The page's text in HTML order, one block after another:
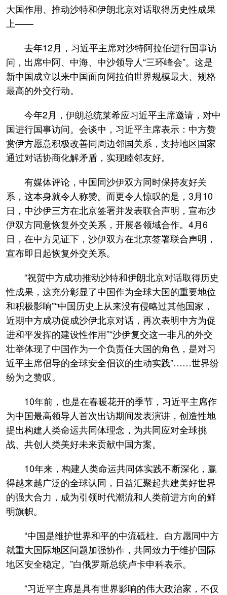
大国作用、推动沙特和伊朗北京对话取得历史性成果
上——
去年12月，习近平主席对沙特阿拉伯进行国事访
问，出席中阿、中海、中沙领导人“三环峰会”。这是
新中国成立以来中国面向阿拉伯世界规模最大、规格
最高的外交行动。
今年2月，伊朗总统莱希应习近平主席邀请，对中
国进行国事访问。会谈中，习近平主席表示：中方赞
赏伊方愿意积极改善同周边邻国关系，支持地区国家
通过对话协商化解矛盾，实现睦邻友好。
有媒体评论，中国同沙伊双方同时保持友好关
系，这本身就令人称赞。而更令人惊叹的是，3月10
日，中沙伊三方在北京签署并发表联合声明，宣布沙
伊双方同意恢复外交关系，开展各领域合作。4月6
日，在中方见证下，沙伊双方在北京签署联合声明，
宣布即日起恢复外交关系。
“祝贺中方成功推动沙特和伊朗北京对话取得历史
性成果，这充分彰显了中国作为全球大国的重要地位
和积极影响”“中国历史上从来没有侵略过其他国家，
近期中方成功促成沙伊北京对话，再次表明中方为促
进和平发挥的建设性作用”“沙伊复交这一非凡的外交
壮举体现了中国作为一个负责任大国的角色，是对习
近平主席倡导的全球安全倡议的生动实践”……世界纷
纷为之赞叹。
10年前，也是在春暖花开的季节，习近平主席作
为中国最高领导人首次出访期间发表演讲，创造性地
提出构建人类命运共同体理念，为共同应对全球挑
战、共创人类美好未来贡献中国方案。
10年来，构建人类命运共同体实践不断深化，赢
得越来越广泛的全球认同，日益汇聚起共建美好世界
的强大合力，成为引领时代潮流和人类前进方向的鲜
明旗帜。
“中国是维护世界和平的中流砥柱。白方愿同中方
就重大国际地区问题加强协作，共同致力于维护国际
地区安全稳定。”白俄罗斯总统卢卡申科表示。
“习近平主席是具有世界影响的伟大政治家，不仅